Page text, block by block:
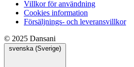
Villkor för användning
Cookies information
Försäljnings- och leveransvillkor
© 2025 Dansani
svenska (Sverige)